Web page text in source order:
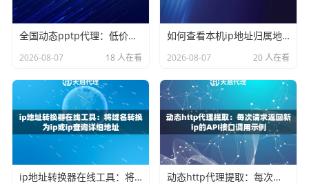
一个有效的智能切换策略，通常包含以下几个环节：监控、
判断、执行、恢复。
你的程序需要对每一次请求的结果进行记录。建议采用一个
“滑动时间窗口”的统计方式。例如，统计最近100次请求，或
者最近5分钟内的请求失败率。这种方式比固定时间段统计更
能反映IP的实时健康状况。
全国动态pptp代理：低价混拨节点，适合非重要业务的ip更换
2026-08-07 18 人在看
如何查看本机ip地址归属地？使用命令行和网页查询的两种方式
2026-08-07 20 人在看
ip地址转换器在线工具：将域名转换为ip或ip查询详细地址 动态http代理提取：每次请求返回新ip的API接口调用示例